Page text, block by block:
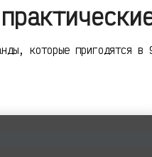
которые пригодятся в